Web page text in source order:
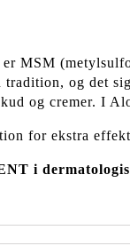
MSM
og det
og cremer. I
for ekstra
i